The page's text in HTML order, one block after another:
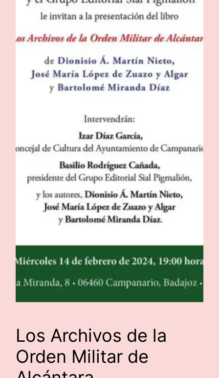
Los Archivos de la
Orden Militar de